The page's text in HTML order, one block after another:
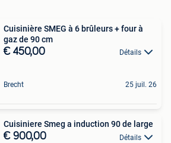
Cuisinière SMEG à 6 brûleurs + four à
gaz de 90 cm
€ 450,00 Détails
Brecht 25 juil. 26
Cuisiniere Smeg a induction 90 de large
€ 900,00 Détails